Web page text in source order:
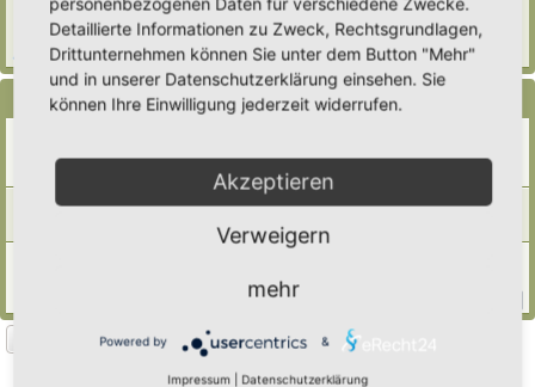
Letzter Beitrag von
Verfasst in Eingetragener Hortus - Mein Hortus und ich!
Antworten:1
Themen
Letzter Beitrag vontree12«Sa 11. Jan 2025, 14:45
✨🌲Frohe Weihnachten euch allen 🌲✨
Simbienchen Di 24. Dez 2024, 18:57
Mi 2. Aug 2023, 14:20
Neues Thema
3 Themen • Seite
Detaillierte Informationen zu Zweck, Rechtsgrundlagen,
Drittunternehmen können Sie unter dem Button "Mehr"
und in unserer Datenschutzerklärung einsehen. Sie
können Ihre Einwilligung jederzeit widerrufen.
Akzeptieren
Verweigern
mehr
Powered by &
Impressum Datenschutzerklärung